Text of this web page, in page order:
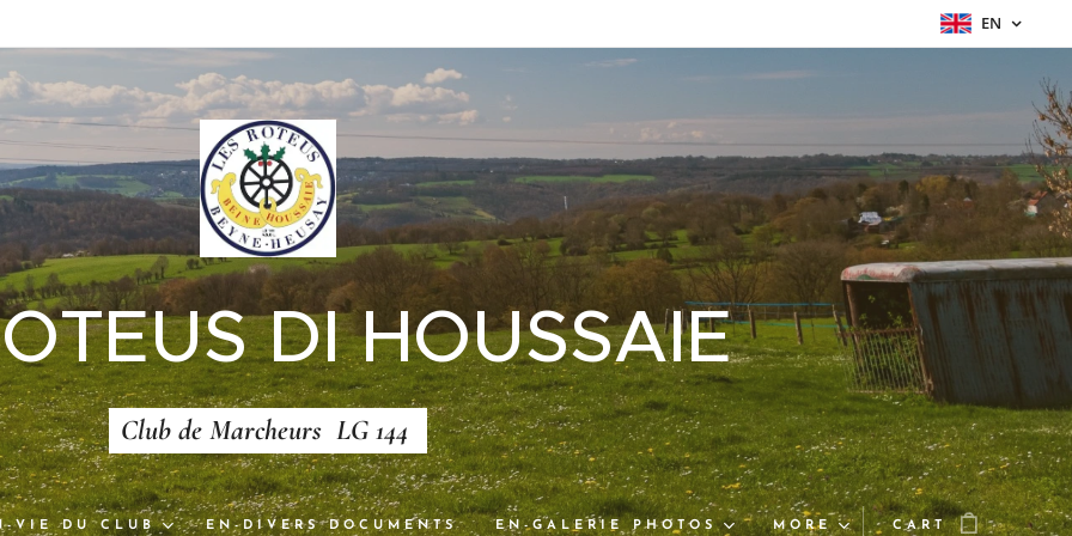
EN
DI HOUSSAIE
Club de Marcheurs LG 144
VIE DU CLUB EN-DIVERS DOCUMENTS EN-GALERIE PHOTOS MORE CART